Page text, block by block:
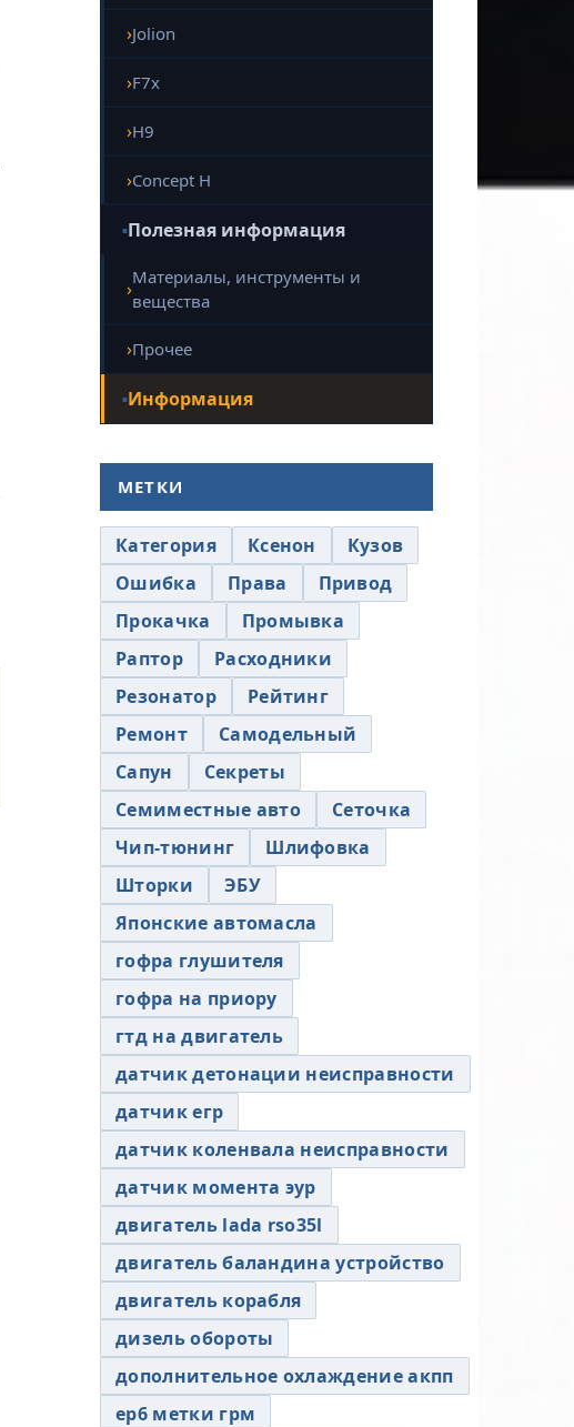
Jolion
F7x
H9
Concept H
Полезная информация
Материалы, инструменты и
вещества
Прочее
Информация
МЕТКИ
Категория Ксенон
Кузов
Ошибка
Права
Привод
Прокачка
Промывка
Раптор
Расходники
Резонатор
Рейтинг
Ремонт
Самодельный
Сапун
Секреты
Семиместные авто
Сеточка
Чип-тюнинг
Шлифовка
Шторки
ЭБУ
Японские автомасла
гофра глушителя
гофра на приору
гтд на двигатель
датчик детонации неисправности
датчик егр
датчик коленвала неисправности
датчик момента эур
двигатель lada rso35l
двигатель баландина устройство
двигатель корабля
дизель обороты
дополнительное охлаждение акпп
ер6 метки грм